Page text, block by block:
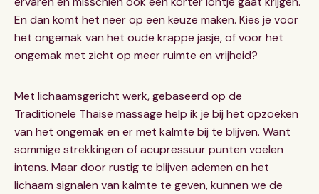
En dan komt het neer op een keuze maken. Kies je voor
het ongemak van het oude krappe jasje, of voor het
ongemak met zicht op meer ruimte en vrijheid?
Met lichaamsgericht werk, gebaseerd op de
Traditionele Thaise massage help ik je bij het opzoeken
van het ongemak en er met kalmte bij te blijven. Want
sommige strekkingen of acupressuur punten voelen
intens. Maar door rustig te blijven ademen en het
lichaam signalen van kalmte te geven, kunnen we de